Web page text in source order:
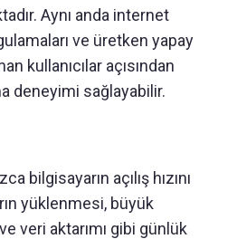
Aynı anda internet
ve üretken yapay
kullanıcılar açısından
deneyimi sağlayabilir.
bilgisayarın açılış hızını
yüklenmesi, büyük
veri aktarımı gibi günlük